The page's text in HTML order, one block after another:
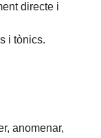
directe i
i tònics.
anomenar,